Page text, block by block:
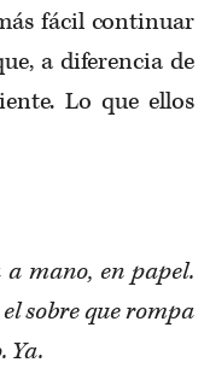
fácil continuar
a diferencia de
Lo que ellos
mano, en papel.
sobre que rompa
Ya.